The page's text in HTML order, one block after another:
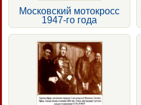
Московский мотокросс
1947-го года